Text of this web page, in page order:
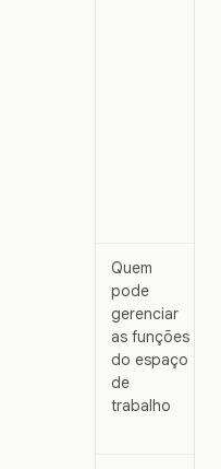
Quem
pode
gerenciar
as funções
do espaço
de
trabalho